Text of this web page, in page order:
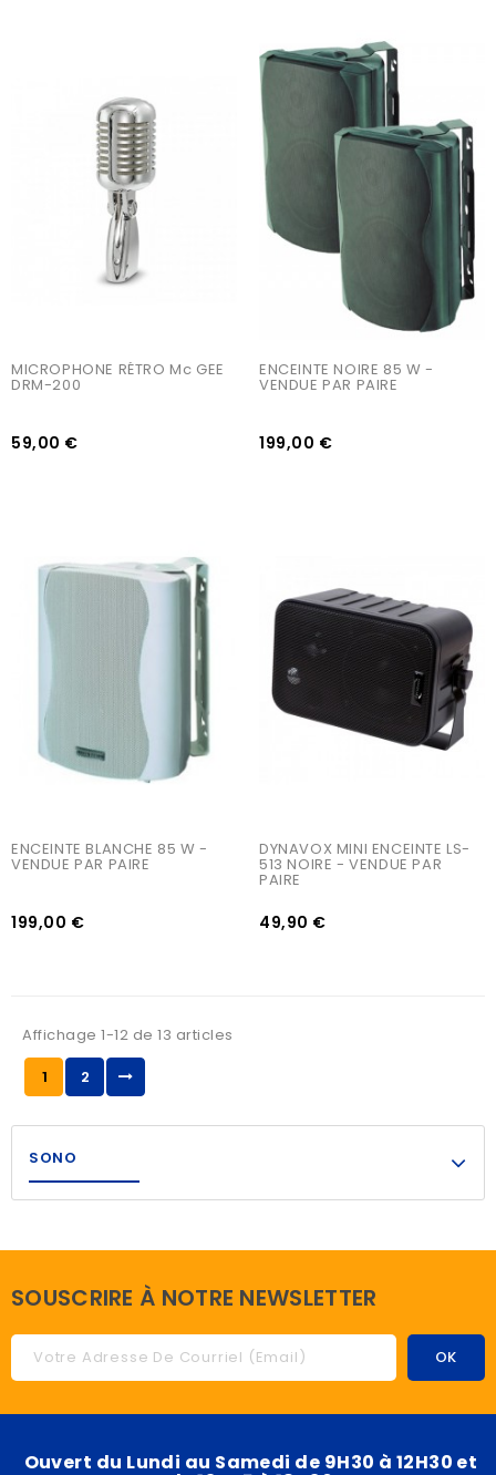
MICROPHONE RÉTRO Mc GEE
DRM-200
59,00 €
ENCEINTE NOIRE 85 W -
VENDUE PAR PAIRE
199,00 €
ENCEINTE BLANCHE 85 W -
VENDUE PAR PAIRE
199,00 €
DYNAVOX MINI ENCEINTE LS-
513 NOIRE - VENDUE PAR
PAIRE
49,90 €
Affichage 1-12 de 13 articles
1
2
SONO
SOUSCRIRE À NOTRE NEWSLETTER
Ouvert du Lundi au Samedi de 9H30 à 12H30 et